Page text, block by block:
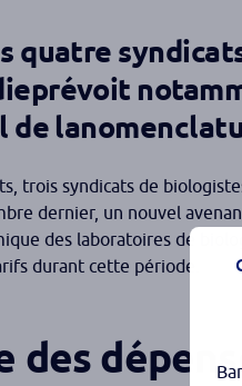
quatre
trois syndicats de
dernier, un nouvel
des laboratoires de
durant cette période.
des